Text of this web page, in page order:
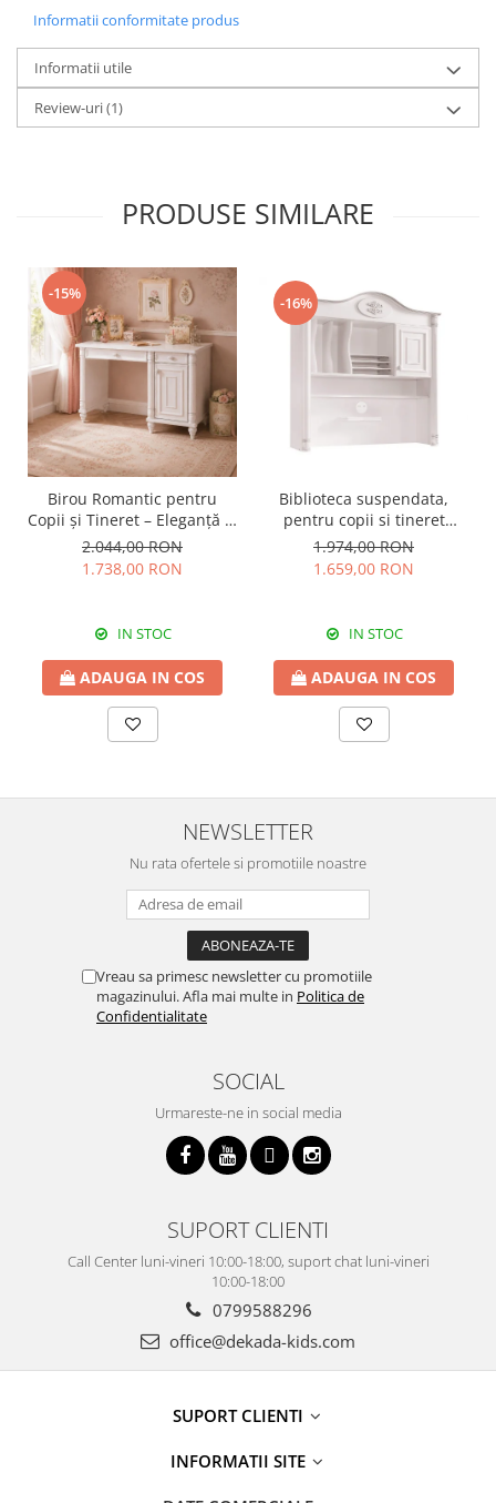
Informatii conformitate produs
Informatii utile
Review-uri(1)
PRODUSE SIMILARE
-15%
Birou Romantic pentru
Copii și Tineret – Eleganță și
Funcționalitate, 117x62x75
cm
2.044,00 RON
1.738,00 RON
IN STOC
ADAUGA IN COS
-16%
Biblioteca suspendata,
pentru copii si tineret
Colectia Romantic,
117x37x119 cm
1.974,00 RON
1.659,00 RON
IN STOC
ADAUGA IN COS
NEWSLETTER
Nu rata ofertele si promotiile noastre
Vreau sa primesc newsletter cu promotiile
magazinului. Afla mai multe in Politica de
Confidentialitate
SOCIAL
Urmareste-ne in social media
SUPORT CLIENTI
Call Center luni-vineri 10:00-18:00, suport chat luni-vineri
10:00-18:00
0799588296
office@dekada-kids.com
SUPORT CLIENTI
INFORMATII SITE